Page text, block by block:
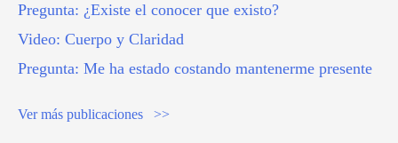
Pregunta: ¿Existe el conocer que existo?
Video: Cuerpo y Claridad
Pregunta: Me ha estado costando mantenerme presente
Ver más publicaciones >>